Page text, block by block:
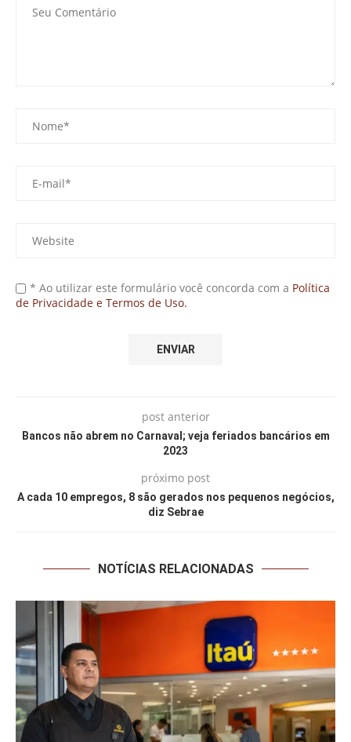
* Ao utilizar este formulário você concorda com a Política
de Privacidade e Termos de Uso.
post anterior
Bancos não abrem no Carnaval; veja feriados bancários em
2023
próximo post
A cada 10 empregos, 8 são gerados nos pequenos negócios,
diz Sebrae
NOTÍCIAS RELACIONADAS